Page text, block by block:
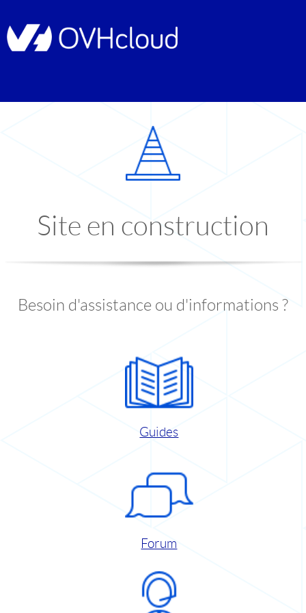
Site en construction
Besoin d'assistance ou d'informations ?
Guides
Forum